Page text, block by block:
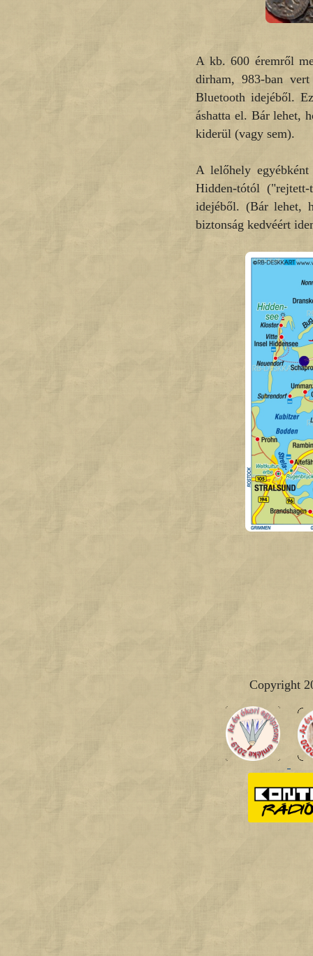
A kb. 600 éremről
dirham, 983-ban
Bluetooth idejéből.
áshatta el. Bár lehet,
kiderül (vagy sem).
A lelőhely
Hidden-tótól
idejéből. (Bár lehet,
biztonság kedvéért
Copyright